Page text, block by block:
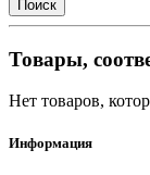
Товары,
Нет товаров,
Информация